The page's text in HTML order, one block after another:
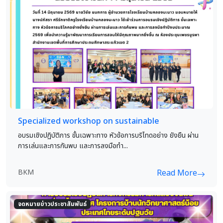
Specialized workshop on sustainable
อบรมเชิงปฏิบัติการ ขั้นเฉพาะทาง หัวข้อการบริไทดอย่าง ยังยืน ผ่าน
การเล่นและการกันพบ และการลงมือทำ...
BKM Read More
จดหมายข่าวประชาสัมพันธ์